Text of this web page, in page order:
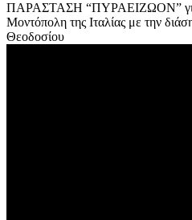
ΠΑΡΑΣΤΑΣΗ “ΠΥΡΑΕΙΖΩΟΝ” για
Μοντόπολη της Ιταλίας με την
Θεοδοσίου